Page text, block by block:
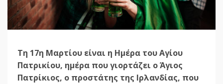
Τη 17η Μαρτίου είναι η Ημέρα του Αγίου
Πατρικίου, ημέρα που γιορτάζει ο Άγιος
Πατρίκιος, ο προστάτης της Ιρλανδίας, που